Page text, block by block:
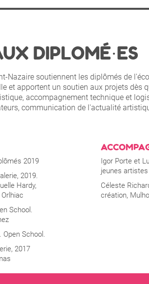
DIPLOMÉ·ES
Nazaire soutiennent les diplômés de
et apportent un soutien aux projets dès
accompagnement technique et
communication de l'actualité
2019
2019.
Hardy,
School.
Open School.
2017
Igor Porte et
jeunes
Céleste
création,